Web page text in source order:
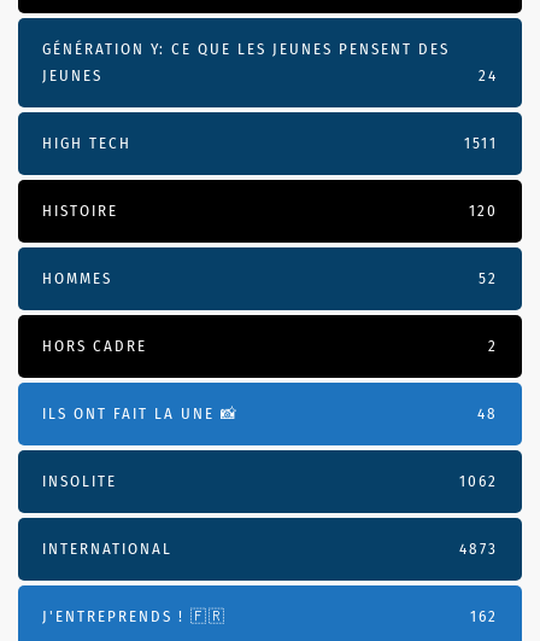
GÉNÉRATION Y: CE QUE LES JEUNES PENSENT DES
JEUNES
24
HIGH TECH 1511
HISTOIRE 120
HOMMES 52
HORS CADRE 2
ILS ONT FAIT LA UNE 📸 48
INSOLITE 1062
INTERNATIONAL 4873
J'ENTREPRENDS ! 🇫🇷 162